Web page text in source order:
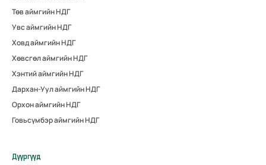
Төв аймгийн НДГ
Увс аймгийн НДГ
Ховд аймгийн НДГ
Хөвсгөл аймгийн НДГ
Хэнтий аймгийн НДГ
Дархан-Уул аймгийн НДГ
Орхон аймгийн НДГ
Говьсүмбэр аймгийн НДГ
Дүүргүүд